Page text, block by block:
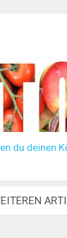
du deinen